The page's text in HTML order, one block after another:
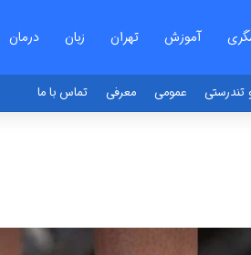
آموزش تهران زبان درمان
عمومی معرفی تماس با ما